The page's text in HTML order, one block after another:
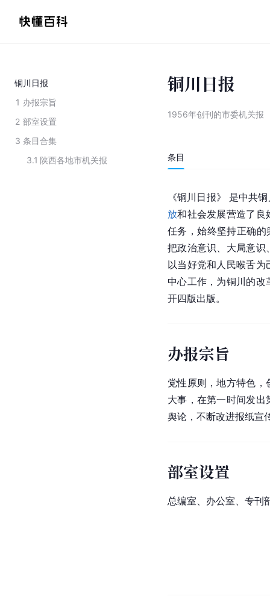
铜川日报
1 办报宗旨
2 部室设置
3 条目合集
3.1 陕西各地市机关报
铜川日报
1956年创刊的市委机关报
条目
《铜川 日报》 是中共
放和社会发展营造了良
任务，始终坚持正确的
把政治意识、大局意识
以当好党和人民喉舌
中心工作，为铜川的改
开四版出版。
办报宗旨
党性原则，地方特色
大事，在第一时间发
舆论，不断改进报纸宣
部室设置
总编室、办公室、专刊